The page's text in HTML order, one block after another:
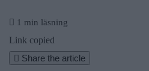
1 min läsning
Link copied
Share the article